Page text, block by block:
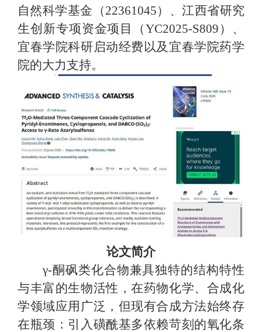
自然科学基金（22361045）、江西省研究
生创新专项资金项目（YC2025-S809）、
宜春学院科研启动经费以及宜春学院药学
院的大力支持。
论文简介
γ-酮砜类化合物兼具独特的结构特性
与丰富的生物活性，在药物化学、合成化
学领域应用广泛，但现有合成方法始终存
在瓶颈：引入磺酰基多依赖苛刻的氧化条